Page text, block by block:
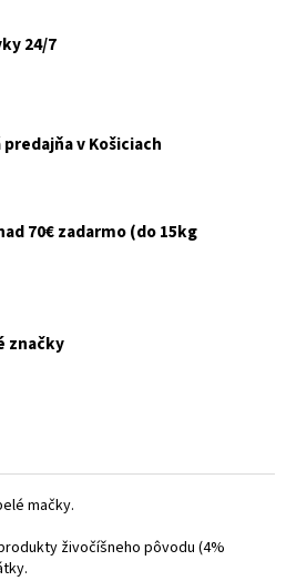
24/7
v Košiciach
70€ zadarmo (do 15kg
značky
mačky.
živočíšneho pôvodu (4%